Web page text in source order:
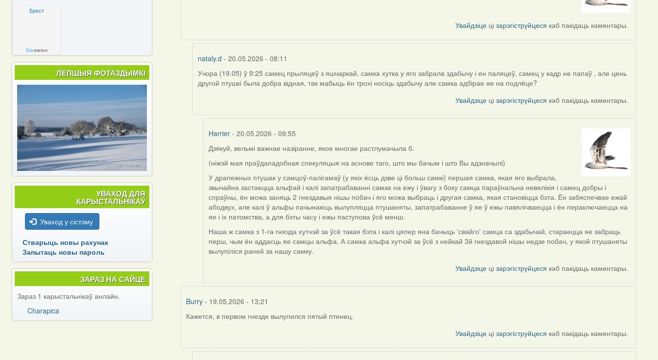
Увайдзіце цізарэгіструйцеся каб пакідаць каментары.
nataly.d - 20.05.2026 - 08:11
In
reply
Harrier
Учора (19.05) ў 9:25 самец прыляцеў з яшчаркай, самка хутка у яго забрала здабычу і ен паляцеў, самец у кадр не папаў , але цень
другой птушкі была добра відная, так мабыць ён трохі носіць здабычу але самка адбірае яе на подлёце?
Увайдзіце цізарэгіструйцеся каб пакідаць каментары.
Harrier - 20.05.2026 - 09:55
In
reply
by
nataly.d
Дзякуй, вельмі важнае назіранне, якое многае растлумачыла б.
(ніжэй мая праўдападобная спекуляцыя на аснове таго, што мы бачым і што Вы адзначылі)
У драпежных птушак у самцоў-палігамаў (у якіх ёсць дзве ці больш самкі) першая самка, якая яго выбрала,
звычайна застаецца альфай і калі запатрабаванні самак на ежу і ўвагу з боку самца параўнальна невялікія і самец добры і
спраўны, ён можа заняць 2 гнездавыя нішы побач і яго можа выбраць і другая самка, якая становіцца бэта. Ён забяспечвае ежай
абодвух, але калі ў альфы пачынаюць вылупляцца птушаняты, запатрабаванне ў яе ў ежы павялічваецца і ён пераключаецца на
яе і іх патомства, а для бэты часу і ежы паступова ўсё менш.
Наша ж самка з 1-га гнязда хутчэй за ўсё такая бэта і калі цяпер яна бачыць 'свайго' самца са здабычай, стараецца яе забраць
перш, чым ён аддасць яе самцы альфа. А самка альфа хутчэй за ўсё з нейкай 3й гнездавой нішы недзе побач, у якой птушаняты
вылупіліся раней за нашу самку.
Увайдзіце цізарэгіструйцеся каб пакідаць каментары.
Burry - 19.05.2026 - 13:21
Кажется, в первом гнезде вылупился пятый птенец.
Увайдзіце цізарэгіструйцеся каб пакідаць каментары.
Брест
Gismeteo
ЛЕПШЫЯ ФОТАЗДЫМКІ
УВАХОД ДЛЯ
КАРЫСТАЛЬНІКАЎ
Уваход у сістэму
Стварыць новы рахунак
Запытаць новы пароль
ЗАРАЗ НА САЙЦЕ
Зараз 1 карыстальнікаў анлайн.
Charapica